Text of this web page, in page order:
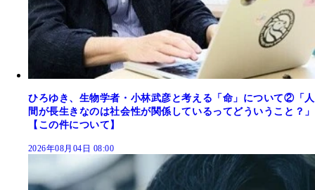
ひろゆき、生物学者・小林武彦と考える「命」について②「人
間が長生きなのは社会性が関係しているってどういうこと？」
【この件について】
2026年08月04日 08:00